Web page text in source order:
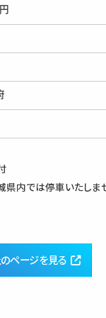
県内では停車いたしま
ページを見る